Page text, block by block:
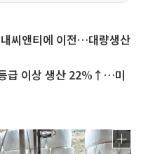
씨앤티에 이전…대량생산
급 이상 생산 22%↑…미